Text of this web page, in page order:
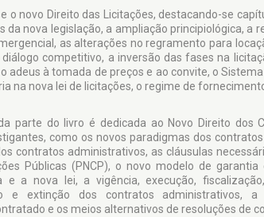
o novo Direito das Licitações, destacando-se
da nova legislação, a ampliação principiológica, a
as alterações no regramento para
competitivo, a inversão das fases na
adeus à tomada de preços e ao convite, o
na nova lei de licitações, o regime de
parte do livro é dedicada ao Novo Direito dos
como os novos paradigmas dos
contratos administrativos, as cláusulas
Públicas (PNCP), o novo modelo de
e a nova lei, a vigência, execução,
e extinção dos contratos administrativos,
e os meios alternativos de resoluções de